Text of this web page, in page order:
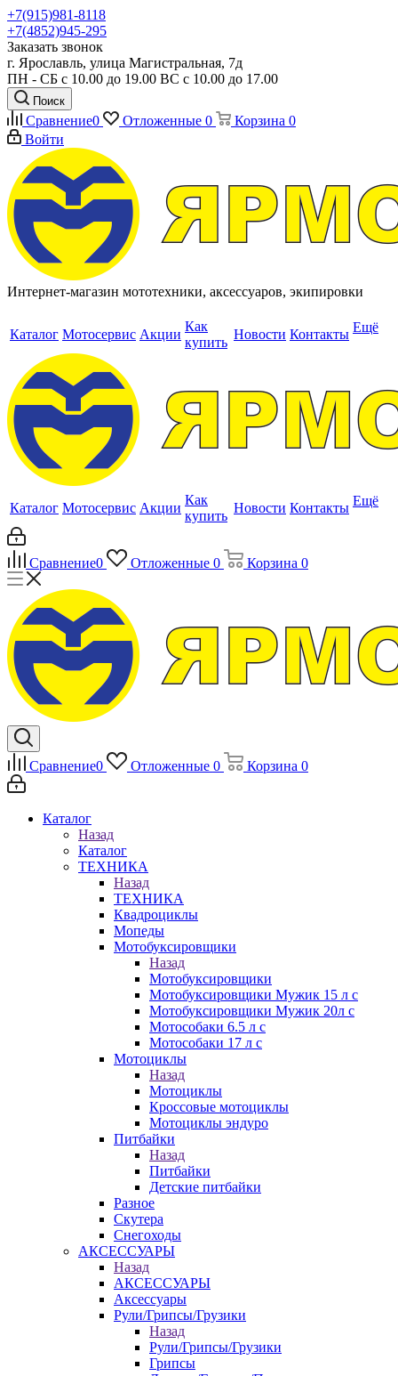
+7(915)981-8118
+7(4852)945-295
Заказать звонок
г. Ярославль, улица Магистральная, 7д
ПН - СБ с 10.00 до 19.00 ВС с 10.00 до 17.00
Поиск
Сравнение0 Отложенные 0 Корзина 0
Войти
Интернет-магазин мототехники, аксессуаров, экипировки
Каталог Мотосервис Акции
Как
купить
Новости Контакты Ещё
Каталог Мотосервис Акции
Как
купить
Новости Контакты Ещё
Сравнение0 Отложенные 0 Корзина 0
Сравнение0 Отложенные 0 Корзина 0
Каталог
Назад
Каталог
ТЕХНИКА
Назад
ТЕХНИКА
Квадроциклы
Мопеды
Мотобуксировщики
Назад
Мотобуксировщики
Мотобуксировщики Мужик 15 л с
Мотобуксировщики Мужик 20л с
Мотособаки 6.5 л с
Мотособаки 17 л с
Мотоциклы
Назад
Мотоциклы
Кроссовые мотоциклы
Мотоциклы эндуро
Питбайки
Назад
Питбайки
Детские питбайки
Разное
Скутера
Снегоходы
АКСЕССУАРЫ
Назад
АКСЕССУАРЫ
Аксессуары
Рули/Грипсы/Грузики
Назад
Рули/Грипсы/Грузики
Грипсы